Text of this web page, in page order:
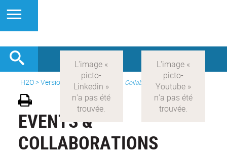
H2O>Version anglaise > Events & Collaborations
EVENTS &
COLLABORATIONS